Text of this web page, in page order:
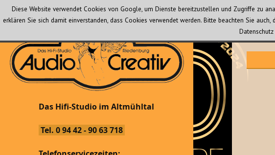
Das Hifi-Studio im Altmühltal
Das Hifi-Studio im Altmühltal
Tel. 0 94 42 - 90 63 718
Diese Website verwendet Cookies von Google, um Dienste bereitzustellen und Zugriffe zu
erklären Sie sich damit einverstanden, dass Cookies verwendet werden. Bitte beachten Sie